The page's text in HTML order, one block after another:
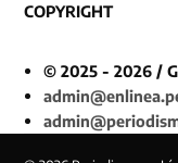
COPYRIGHT
© 2025 - 2026 /